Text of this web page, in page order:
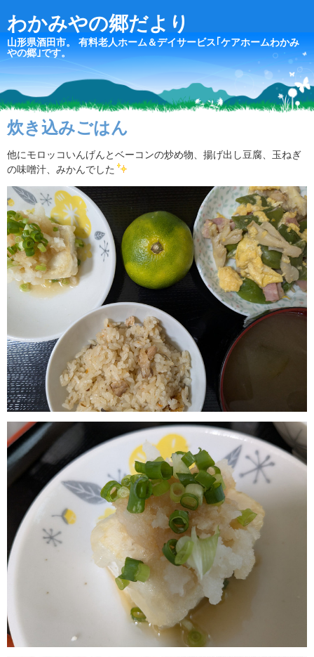
わかみやの郷だより
山形県酒田市。 有料老人ホーム＆デイサービス｢ケアホームわかみ
やの郷｣です。
炊き込みごはん
他にモロッコいんげんとベーコンの炒め物、揚げ出し豆腐、玉ねぎ
の味噌汁、みかんでした